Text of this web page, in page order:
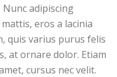
adipiscing
eros a lacinia
quis varius purus felis
at ornare dolor. Etiam
cursus nec velit.